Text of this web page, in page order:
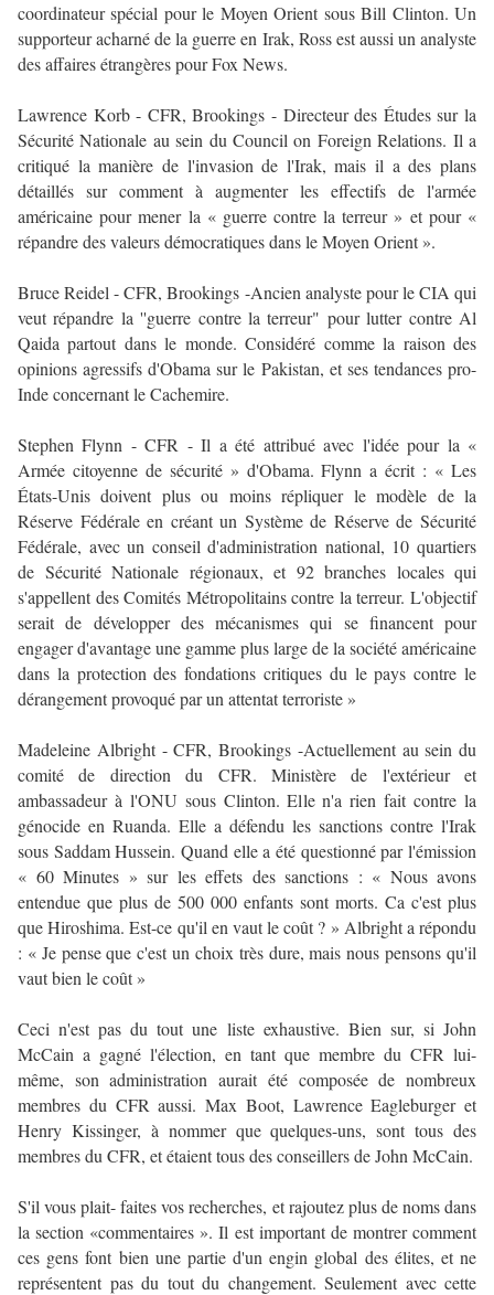
coordinateur spécial pour le Moyen Orient sous Bill Clinton. Un
supporteur acharné de la guerre en Irak, Ross est aussi un analyste
des affaires étrangères pour Fox News.
Lawrence Korb - CFR, Brookings - Directeur des Études sur la
Sécurité Nationale au sein du Council on Foreign Relations. Il a
critiqué la manière de l'invasion de l'Irak, mais il a des plans
détaillés sur comment à augmenter les effectifs de l'armée
américaine pour mener la « guerre contre la terreur » et pour «
répandre des valeurs démocratiques dans le Moyen Orient ».
Bruce Reidel - CFR, Brookings -Ancien analyste pour le CIA qui
veut répandre la ''guerre contre la terreur" pour lutter contre Al
Qaida partout dans le monde. Considéré comme la raison des
opinions agressifs d'Obama sur le Pakistan, et ses tendances pro-
Inde concernant le Cachemire.
Stephen Flynn - CFR - Il a été attribué avec l'idée pour la «
Armée citoyenne de sécurité » d'Obama. Flynn a écrit : « Les
États-Unis doivent plus ou moins répliquer le modèle de la
Réserve Fédérale en créant un Système de Réserve de Sécurité
Fédérale, avec un conseil d'administration national, 10 quartiers
de Sécurité Nationale régionaux, et 92 branches locales qui
s'appellent des Comités Métropolitains contre la terreur. L'objectif
serait de développer des mécanismes qui se financent pour
engager d'avantage une gamme plus large de la société américaine
dans la protection des fondations critiques du le pays contre le
dérangement provoqué par un attentat terroriste »
Madeleine Albright - CFR, Brookings -Actuellement au sein du
comité de direction du CFR. Ministère de l'extérieur et
ambassadeur à l'ONU sous Clinton. Elle n'a rien fait contre la
génocide en Ruanda. Elle a défendu les sanctions contre l'Irak
sous Saddam Hussein. Quand elle a été questionné par l'émission
« 60 Minutes » sur les effets des sanctions : « Nous avons
entendue que plus de 500 000 enfants sont morts. Ca c'est plus
que Hiroshima. Est-ce qu'il en vaut le coût ? » Albright a répondu
: « Je pense que c'est un choix très dure, mais nous pensons qu'il
vaut bien le coût »
Ceci n'est pas du tout une liste exhaustive. Bien sur, si John
McCain a gagné l'élection, en tant que membre du CFR lui-
même, son administration aurait été composée de nombreux
membres du CFR aussi. Max Boot, Lawrence Eagleburger et
Henry Kissinger, à nommer que quelques-uns, sont tous des
membres du CFR, et étaient tous des conseillers de John McCain.
S'il vous plait- faites vos recherches, et rajoutez plus de noms dans
la section «commentaires ». Il est important de montrer comment
ces gens font bien une partie d'un engin global des élites, et ne
représentent pas du tout du changement. Seulement avec cette